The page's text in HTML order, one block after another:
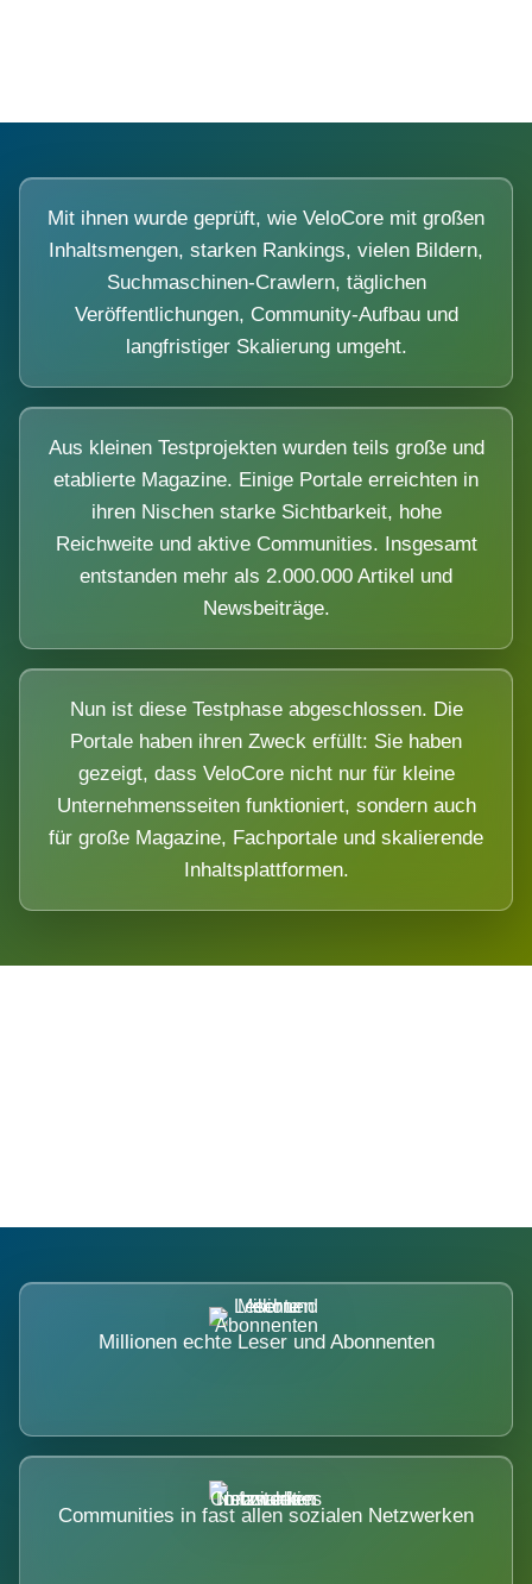
Mit ihnen wurde geprüft, wie VeloCore mit großen
Inhaltsmengen, starken Rankings, vielen Bildern,
Suchmaschinen-Crawlern, täglichen
Veröffentlichungen, Community-Aufbau und
langfristiger Skalierung umgeht.
Aus kleinen Testprojekten wurden teils große und
etablierte Magazine. Einige Portale erreichten in
ihren Nischen starke Sichtbarkeit, hohe
Reichweite und aktive Communities. Insgesamt
entstanden mehr als 2.000.000 Artikel und
Newsbeiträge.
Nun ist diese Testphase abgeschlossen. Die
Portale haben ihren Zweck erfüllt: Sie haben
gezeigt, dass VeloCore nicht nur für kleine
Unternehmensseiten funktioniert, sondern auch
für große Magazine, Fachportale und skalierende
Inhaltsplattformen.
Millionen echte Leser und Abonnenten
Communities in fast allen sozialen Netzwerken